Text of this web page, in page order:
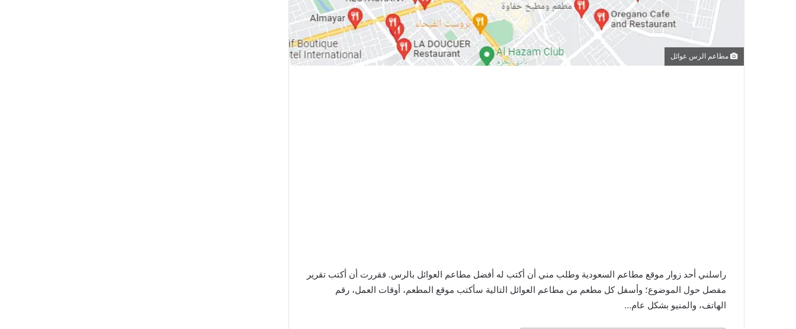
مطاعم الرس عوائل
راسلني أحد زوار موقع مطاعم السعودية وطلب مني أن أكتب له أفضل مطاعم العوائل بالرس. فقررت أن أكتب تقرير
مفصل حول الموضوع؛ وأسفل كل مطعم من مطاعم العوائل التالية سأكتب موقع المطعم، أوقات العمل، رقم
الهاتف، والمنيو بشكل عام…